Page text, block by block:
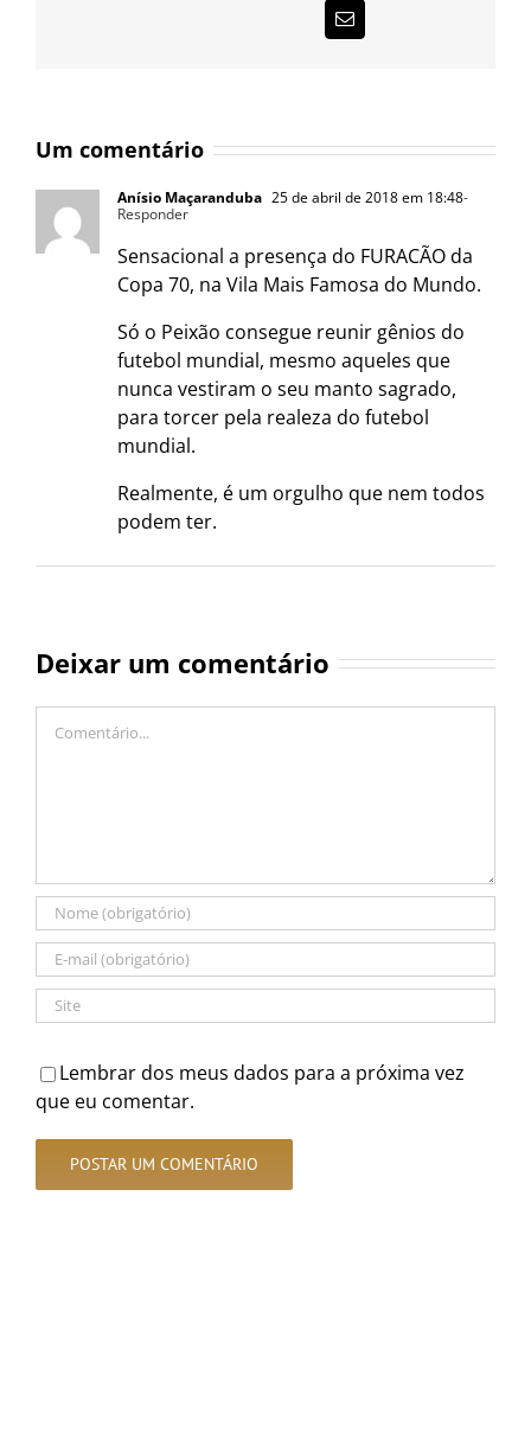
E-
mail
Um comentário
Anísio Maçaranduba 25 de abril de 2018 em 18:48-
Responder
Sensacional a presença do FURACÃO da
Copa 70, na Vila Mais Famosa do Mundo.
Só o Peixão consegue reunir gênios do
futebol mundial, mesmo aqueles que
nunca vestiram o seu manto sagrado,
para torcer pela realeza do futebol
mundial.
Realmente, é um orgulho que nem todos
podem ter.
Deixar um comentário
Lembrar dos meus dados para a próxima vez
que eu comentar.